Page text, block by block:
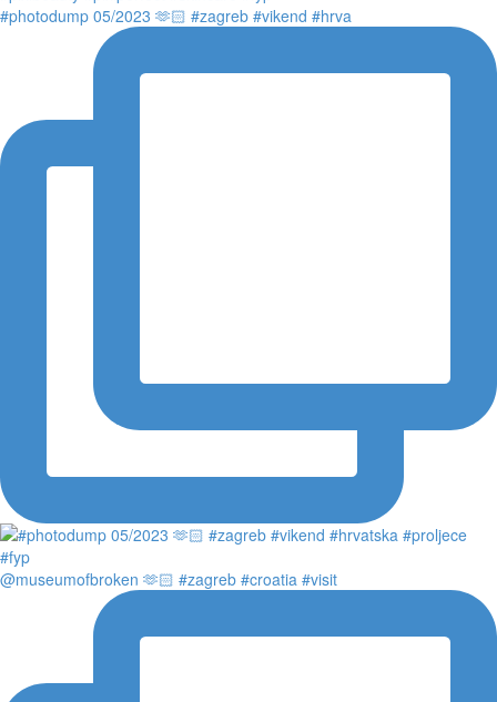
#photodump 05/2023 🫶🏻 #zagreb #vikend #hrva
@museumofbroken 🫶🏻 #zagreb #croatia #visit